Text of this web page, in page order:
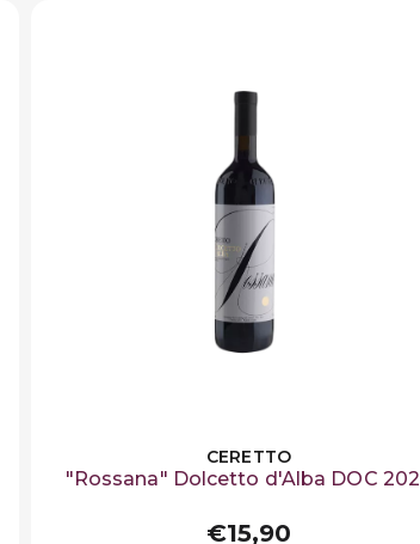
CERETTO
"Rossana" Dolcetto d'Alba DOC
€15,90